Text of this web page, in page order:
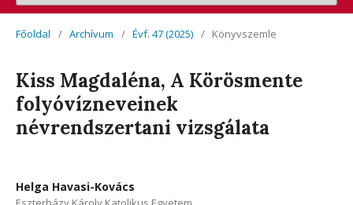
Főoldal / Archívum / Évf. 47 (2025) / Könyvszemle
Kiss Magdaléna, A Körösmente
folyóvízneveinek
névrendszertani vizsgálata
Helga Havasi-Kovács